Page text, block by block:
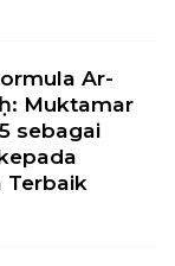
Ar-
Muktamar
sebagai
Terbaik